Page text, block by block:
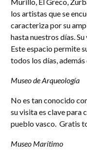
los artistas que se
caracteriza por su
hasta nuestros días.
Este espacio permite
todos los días,
Museo de Arqueología
No es tan conocido
su visita es clave para
pueblo vasco. Gratis
Museo Marítimo